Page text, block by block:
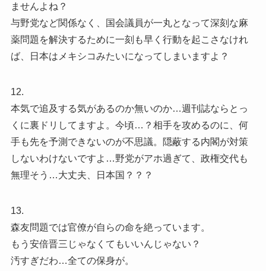
ませんよね？
与野党など関係なく、国会議員が一丸となって深刻な麻
薬問題を解決するために一刻も早く行動を起こさなけれ
ば、日本はメキシコみたいになってしまいますよ？
12.
本気で追及する気があるのか無いのか…週刊誌ならとっ
くに裏ドリしてますよ。今頃…？相手を攻めるのに、何
手も先を予測できないのが不思議。隠蔽する内閣が対策
しないわけないですよ…野党がアホ過ぎて、政権交代も
無理そう…大丈夫、日本国？？？
13.
森友問題では官僚が自らの命を絶っています。
もう安倍晋三じゃなくてもいいんじゃない？
汚すぎだわ…全ての保身が。